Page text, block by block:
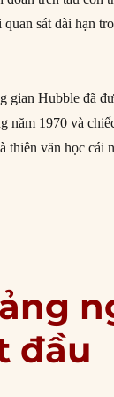
sát dài hạn
Hubble đã
năm 1970 và
thiên văn học cái
Kính viễn vọng
đầu